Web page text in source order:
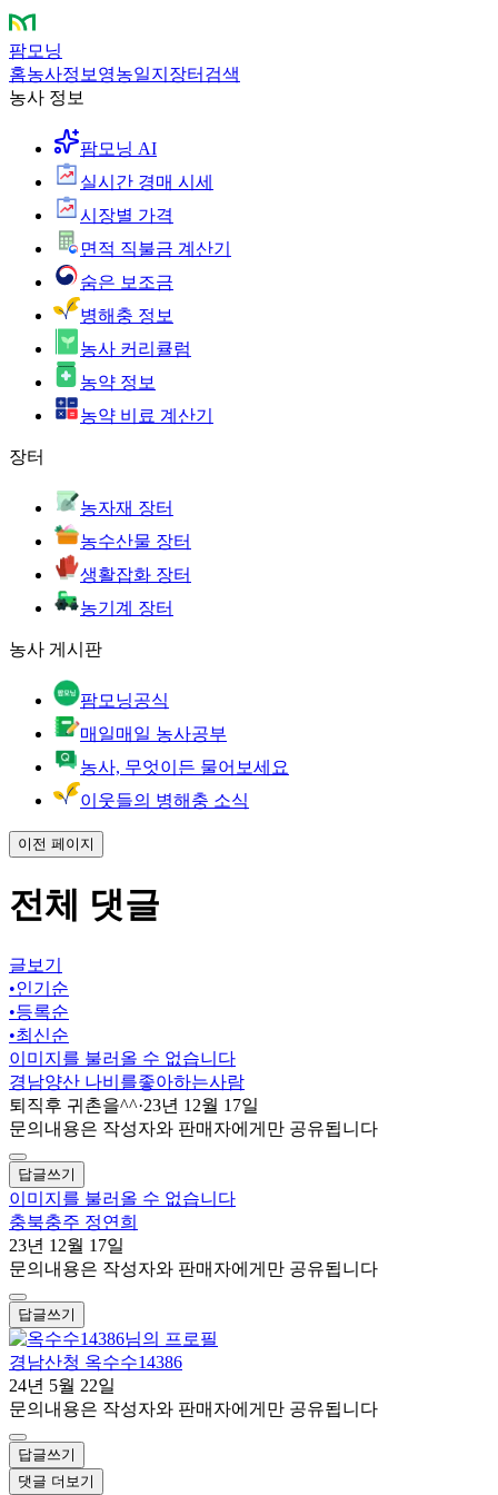
팜모닝
홈농사정보 영농일지 장터 검색
농사 정보
팜모닝 AI
실시간 경매 시세
시장별 가격
면적 직불금 계산기
숨은 보조금
병해충 정보
농사 커리큘럼
농약 정보
농약 비료 계산기
장터
농자재 장터
농수산물 장터
생활잡화 장터
농기계 장터
농사 게시판
팜모닝공식
매일매일 농사공부
농사, 무엇이든 물어보세요
이웃들의 병해충 소식
이전 페이지
전체 댓글
글보기
•인기순
•등록순
•최신순
이미지를 불러올 수 없습니다
경남양산 나비를좋아하는사람
퇴직후 귀촌을^^·23년 12월 17일
문의내용은 작성자와 판매자에게만 공유됩니다
답글쓰기
이미지를 불러올 수 없습니다
충북충주 정연희
23년 12월 17일
문의내용은 작성자와 판매자에게만 공유됩니다
답글쓰기
경남산청 옥수수14386
24년 5월 22일
문의내용은 작성자와 판매자에게만 공유됩니다
답글쓰기
댓글 더보기